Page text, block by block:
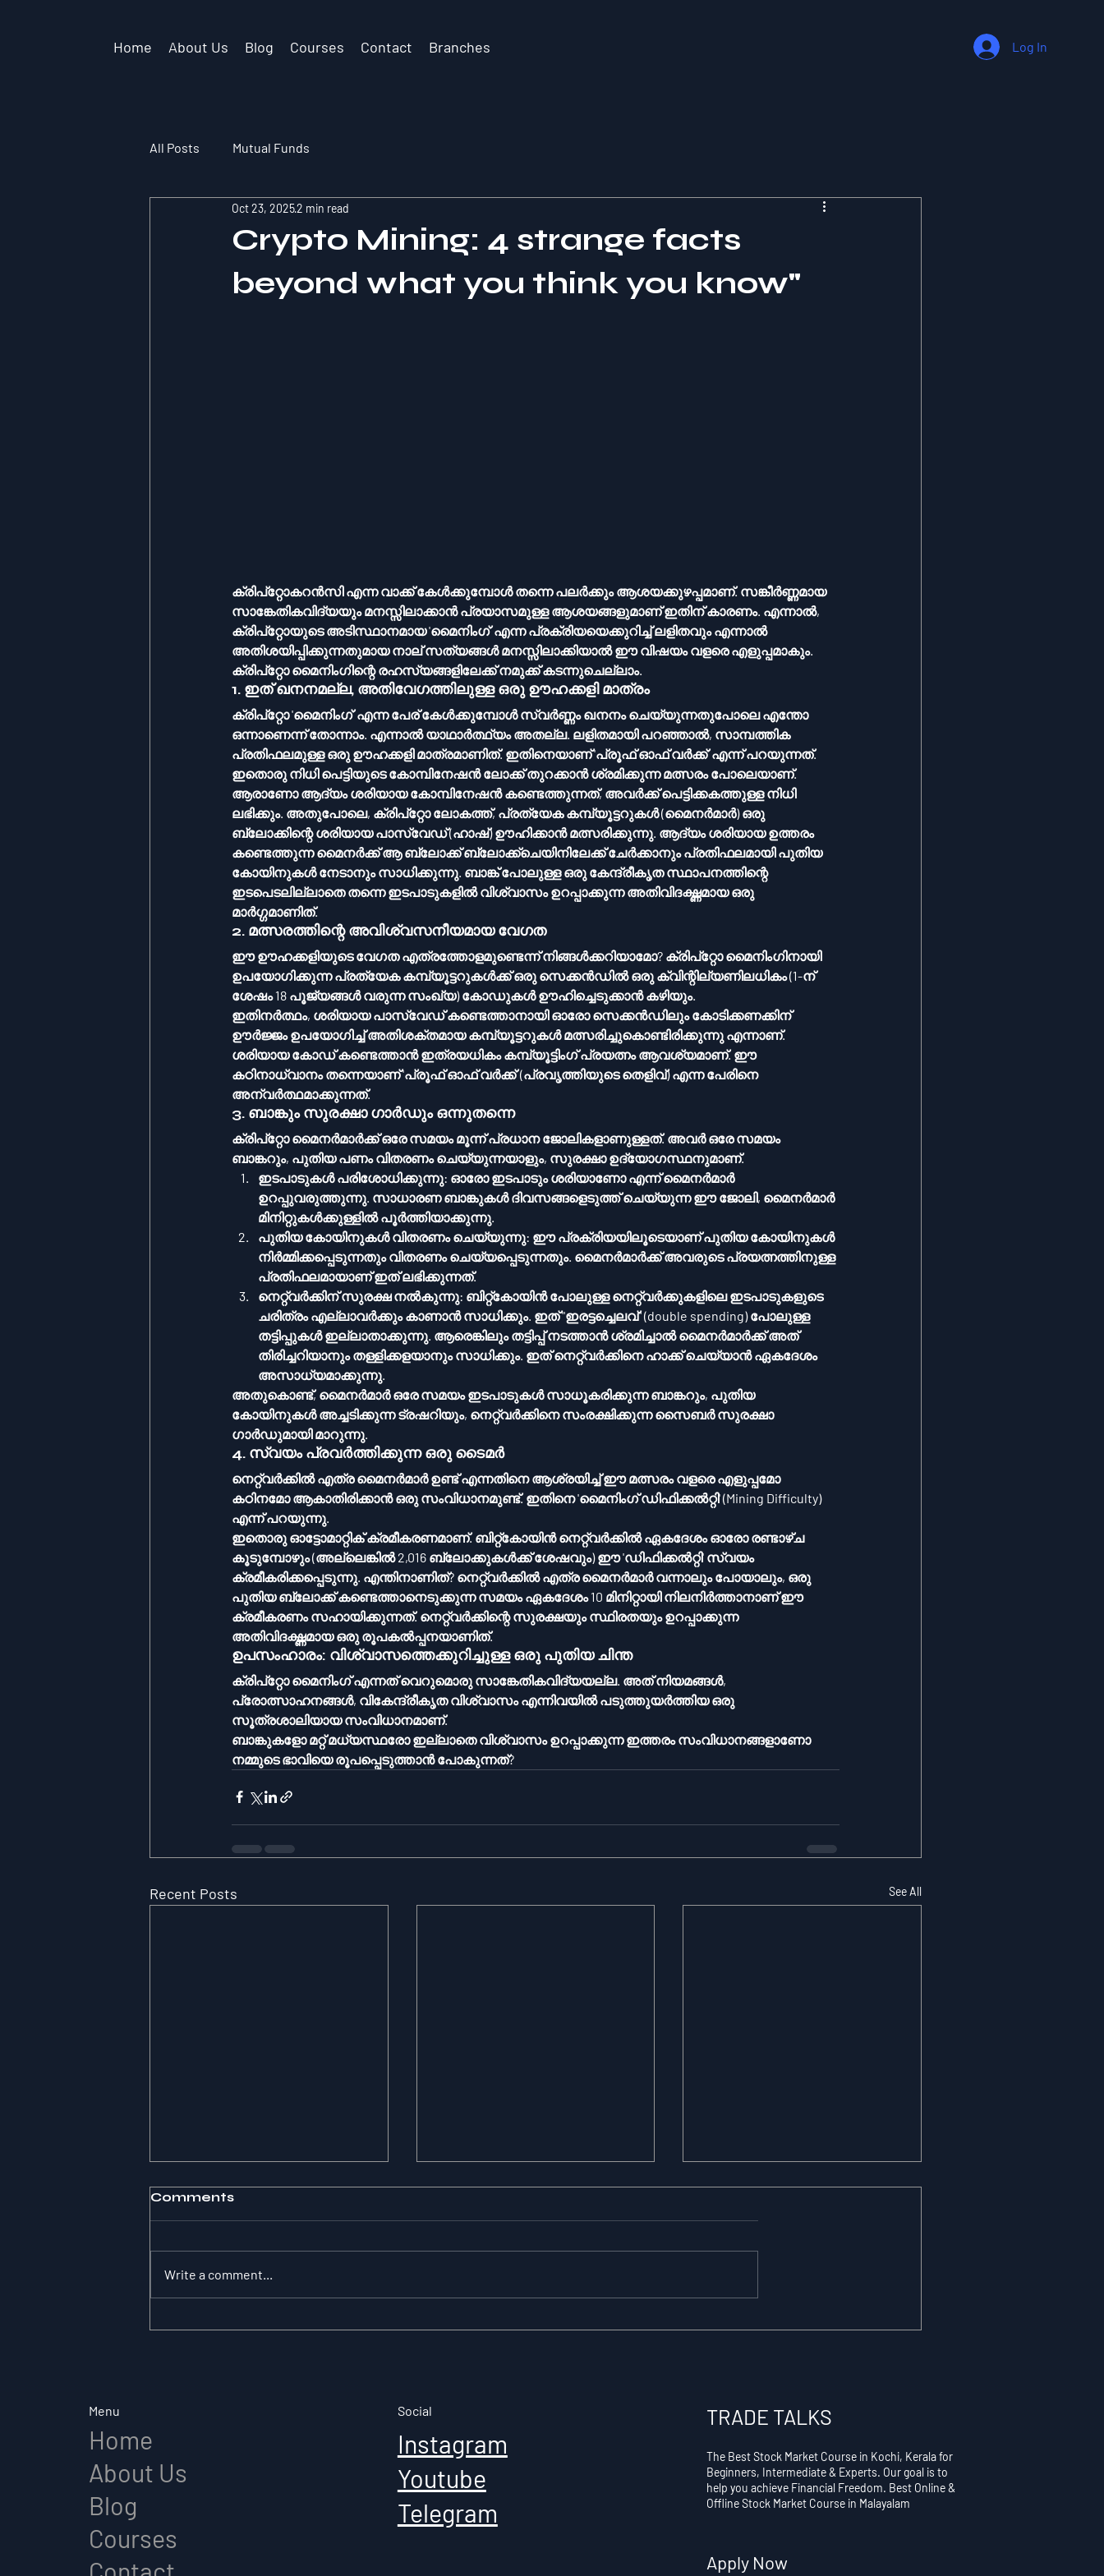
Log In
Home About Us Blog Courses Contact Branches
All Posts Mutual Funds
Crypto Mining: 4 strange facts
beyond what you think you know"
Oct 23, 20252 min read
ക്രിപ്‌റ്റോകറൻസി എന്ന വാക്ക് കേൾക്കുമ്പോൾ തന്നെ പലർക്കും ആശയക്കുഴപ്പമാണ്. സങ്കീർണ്ണമായ
സാങ്കേതികവിദ്യയും മനസ്സിലാക്കാൻ പ്രയാസമുള്ള ആശയങ്ങളുമാണ് ഇതിന് കാരണം. എന്നാൽ,
ക്രിപ്‌റ്റോയുടെ അടിസ്ഥാനമായ 'മൈനിംഗ്' എന്ന പ്രക്രിയയെക്കുറിച്ച് ലളിതവും എന്നാൽ
അതിശയിപ്പിക്കുന്നതുമായ നാല് സത്യങ്ങൾ മനസ്സിലാക്കിയാൽ ഈ വിഷയം വളരെ എളുപ്പമാകും.
ക്രിപ്‌റ്റോ മൈനിംഗിന്റെ രഹസ്യങ്ങളിലേക്ക് നമുക്ക് കടന്നുചെല്ലാം.
1. ഇത് ഖനനമല്ല, അതിവേഗത്തിലുള്ള ഒരു ഊഹക്കളി മാത്രം
ക്രിപ്‌റ്റോ 'മൈനിംഗ്' എന്ന പേര് കേൾക്കുമ്പോൾ സ്വർണ്ണം ഖനനം ചെയ്യുന്നതുപോലെ എന്തോ
ഒന്നാണെന്ന് തോന്നാം. എന്നാൽ യാഥാർത്ഥ്യം അതല്ല. ലളിതമായി പറഞ്ഞാൽ, സാമ്പത്തിക
പ്രതിഫലമുള്ള ഒരു ഊഹക്കളി മാത്രമാണിത്. ഇതിനെയാണ് 'പ്രൂഫ് ഓഫ് വർക്ക്' എന്ന് പറയുന്നത്.
ഇതൊരു നിധി പെട്ടിയുടെ കോമ്പിനേഷൻ ലോക്ക് തുറക്കാൻ ശ്രമിക്കുന്ന മത്സരം പോലെയാണ്.
ആരാണോ ആദ്യം ശരിയായ കോമ്പിനേഷൻ കണ്ടെത്തുന്നത്, അവർക്ക് പെട്ടിക്കകത്തുള്ള നിധി
ലഭിക്കും. അതുപോലെ, ക്രിപ്‌റ്റോ ലോകത്ത്, പ്രത്യേക കമ്പ്യൂട്ടറുകൾ (മൈനർമാർ) ഒരു
ബ്ലോക്കിന്റെ ശരിയായ പാസ്‌വേഡ് (ഹാഷ്) ഊഹിക്കാൻ മത്സരിക്കുന്നു. ആദ്യം ശരിയായ ഉത്തരം
കണ്ടെത്തുന്ന മൈനർക്ക് ആ ബ്ലോക്ക് ബ്ലോക്ക്‌ചെയിനിലേക്ക് ചേർക്കാനും പ്രതിഫലമായി പുതിയ
കോയിനുകൾ നേടാനും സാധിക്കുന്നു. ബാങ്ക് പോലുള്ള ഒരു കേന്ദ്രീകൃത സ്ഥാപനത്തിന്റെ
ഇടപെടലില്ലാതെ തന്നെ ഇടപാടുകളിൽ വിശ്വാസം ഉറപ്പാക്കുന്ന അതിവിദഗ്ദ്ധമായ ഒരു
മാർഗ്ഗമാണിത്.
2. മത്സരത്തിന്റെ അവിശ്വസനീയമായ വേഗത
ഈ ഊഹക്കളിയുടെ വേഗത എത്രത്തോളമുണ്ടെന്ന് നിങ്ങൾക്കറിയാമോ? ക്രിപ്റ്റോ മൈനിംഗിനായി
ഉപയോഗിക്കുന്ന പ്രത്യേക കമ്പ്യൂട്ടറുകൾക്ക് ഒരു സെക്കൻഡിൽ ഒരു ക്വിന്റില്യണിലധികം (1-ന്
ശേഷം 18 പൂജ്യങ്ങൾ വരുന്ന സംഖ്യ) കോഡുകൾ ഊഹിച്ചെടുക്കാൻ കഴിയും.
ഇതിനർത്ഥം, ശരിയായ പാസ്‌വേഡ് കണ്ടെത്താനായി ഓരോ സെക്കൻഡിലും കോടിക്കണക്കിന്
ഊർജ്ജം ഉപയോഗിച്ച് അതിശക്തമായ കമ്പ്യൂട്ടറുകൾ മത്സരിച്ചുകൊണ്ടിരിക്കുന്നു എന്നാണ്.
ശരിയായ കോഡ് കണ്ടെത്താൻ ഇത്രയധികം കമ്പ്യൂട്ടിംഗ് പ്രയത്നം ആവശ്യമാണ്. ഈ
കഠിനാധ്വാനം തന്നെയാണ് 'പ്രൂഫ് ഓഫ് വർക്ക്' (പ്രവൃത്തിയുടെ തെളിവ്) എന്ന പേരിനെ
അന്വർത്ഥമാക്കുന്നത്.
3. ബാങ്കും സുരക്ഷാ ഗാർഡും ഒന്നുതന്നെ
ക്രിപ്‌റ്റോ മൈനർമാർക്ക് ഒരേ സമയം മൂന്ന് പ്രധാന ജോലികളാണുള്ളത്. അവർ ഒരേ സമയം
ബാങ്കറും, പുതിയ പണം വിതരണം ചെയ്യുന്നയാളും, സുരക്ഷാ ഉദ്യോഗസ്ഥനുമാണ്.
ഇടപാടുകൾ പരിശോധിക്കുന്നു: ഓരോ ഇടപാടും ശരിയാണോ എന്ന് മൈനർമാർ
ഉറപ്പുവരുത്തുന്നു. സാധാരണ ബാങ്കുകൾ ദിവസങ്ങളെടുത്ത് ചെയ്യുന്ന ഈ ജോലി, മൈനർമാർ
മിനിറ്റുകൾക്കുള്ളിൽ പൂർത്തിയാക്കുന്നു.
പുതിയ കോയിനുകൾ വിതരണം ചെയ്യുന്നു: ഈ പ്രക്രിയയിലൂടെയാണ് പുതിയ കോയിനുകൾ
നിർമ്മിക്കപ്പെടുന്നതും വിതരണം ചെയ്യപ്പെടുന്നതും. മൈനർമാർക്ക് അവരുടെ പ്രയത്നത്തിനുള്ള
പ്രതിഫലമായാണ് ഇത് ലഭിക്കുന്നത്.
നെറ്റ്‌വർക്കിന് സുരക്ഷ നൽകുന്നു: ബിറ്റ്‌കോയിൻ പോലുള്ള നെറ്റ്‌വർക്കുകളിലെ ഇടപാടുകളുടെ
ചരിത്രം എല്ലാവർക്കും കാണാൻ സാധിക്കും. ഇത് "ഇരട്ടച്ചെലവ്" (double spending) പോലുള്ള
തട്ടിപ്പുകൾ ഇല്ലാതാക്കുന്നു. ആരെങ്കിലും തട്ടിപ്പ് നടത്താൻ ശ്രമിച്ചാൽ മൈനർമാർക്ക് അത്
തിരിച്ചറിയാനും തള്ളിക്കളയാനും സാധിക്കും. ഇത് നെറ്റ്‌വർക്കിനെ ഹാക്ക് ചെയ്യാൻ ഏകദേശം
അസാധ്യമാക്കുന്നു.
അതുകൊണ്ട്, മൈനർമാർ ഒരേ സമയം ഇടപാടുകൾ സാധൂകരിക്കുന്ന ബാങ്കറും, പുതിയ
കോയിനുകൾ അച്ചടിക്കുന്ന ട്രഷറിയും, നെറ്റ്‌വർക്കിനെ സംരക്ഷിക്കുന്ന സൈബർ സുരക്ഷാ
ഗാർഡുമായി മാറുന്നു.
4. സ്വയം പ്രവർത്തിക്കുന്ന ഒരു ടൈമർ
നെറ്റ്‌വർക്കിൽ എത്ര മൈനർമാർ ഉണ്ട് എന്നതിനെ ആശ്രയിച്ച് ഈ മത്സരം വളരെ എളുപ്പമോ
കഠിനമോ ആകാതിരിക്കാൻ ഒരു സംവിധാനമുണ്ട്. ഇതിനെ 'മൈനിംഗ് ഡിഫിക്കൽറ്റി' (Mining Difficulty)
എന്ന് പറയുന്നു.
ഇതൊരു ഓട്ടോമാറ്റിക് ക്രമീകരണമാണ്. ബിറ്റ്‌കോയിൻ നെറ്റ്‌വർക്കിൽ ഏകദേശം ഓരോ രണ്ടാഴ്ച
കൂടുമ്പോഴും (അല്ലെങ്കിൽ 2,016 ബ്ലോക്കുകൾക്ക് ശേഷവും) ഈ 'ഡിഫിക്കൽറ്റി' സ്വയം
ക്രമീകരിക്കപ്പെടുന്നു. എന്തിനാണിത്? നെറ്റ്‌വർക്കിൽ എത്ര മൈനർമാർ വന്നാലും പോയാലും, ഒരു
പുതിയ ബ്ലോക്ക് കണ്ടെത്താനെടുക്കുന്ന സമയം ഏകദേശം 10 മിനിറ്റായി നിലനിർത്താനാണ് ഈ
ക്രമീകരണം സഹായിക്കുന്നത്. നെറ്റ്‌വർക്കിന്റെ സുരക്ഷയും സ്ഥിരതയും ഉറപ്പാക്കുന്ന
അതിവിദഗ്ദ്ധമായ ഒരു രൂപകൽപ്പനയാണിത്.
ഉപസംഹാരം: വിശ്വാസത്തെക്കുറിച്ചുള്ള ഒരു പുതിയ ചിന്ത
ക്രിപ്‌റ്റോ മൈനിംഗ് എന്നത് വെറുമൊരു സാങ്കേതികവിദ്യയല്ല. അത് നിയമങ്ങൾ,
പ്രോത്സാഹനങ്ങൾ, വികേന്ദ്രീകൃത വിശ്വാസം എന്നിവയിൽ പടുത്തുയർത്തിയ ഒരു
സൂത്രശാലിയായ സംവിധാനമാണ്.
ബാങ്കുകളോ മറ്റ് മധ്യസ്ഥരോ ഇല്ലാതെ വിശ്വാസം ഉറപ്പാക്കുന്ന ഇത്തരം സംവിധാനങ്ങളാണോ
നമ്മുടെ ഭാവിയെ രൂപപ്പെടുത്താൻ പോകുന്നത്?
Recent Posts See All
Comments
Write a comment...
Menu
Home
About Us
Blog
Courses
Social
Instagram
Youtube
Telegram
TRADE TALKS
The Best Stock Market Course in Kochi, Kerala for
Beginners, Intermediate & Experts. Our goal is to
help you achieve Financial Freedom. Best Online &
Offline Stock Market Course in Malayalam
Apply Now